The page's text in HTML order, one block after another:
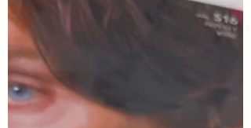
ます。 主催 NPO法人茨城居場所研究会
（後援 日立市・日立市教育委員会） 上映
会参加申込フォームは こちら ----- はなそう
文庫の関です。 将来を想像するって、難し
いことです。 いま、東日本大震災から15
年。15年でもずいぶん経った気がするけ
ど、さらに15年経ったら？この映画は、阪